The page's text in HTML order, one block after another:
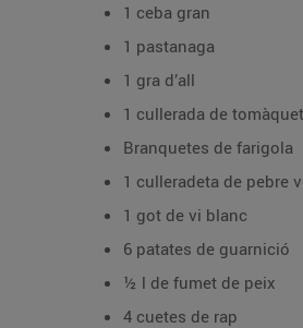
1 ceba gran
1 pastanaga
1 gra d’all
1 cullerada de
Branquetes de farigola
1 culleradeta de pebre
1 got de vi blanc
6 patates de guarnició
½ l de fumet de peix
4 cuetes de rap